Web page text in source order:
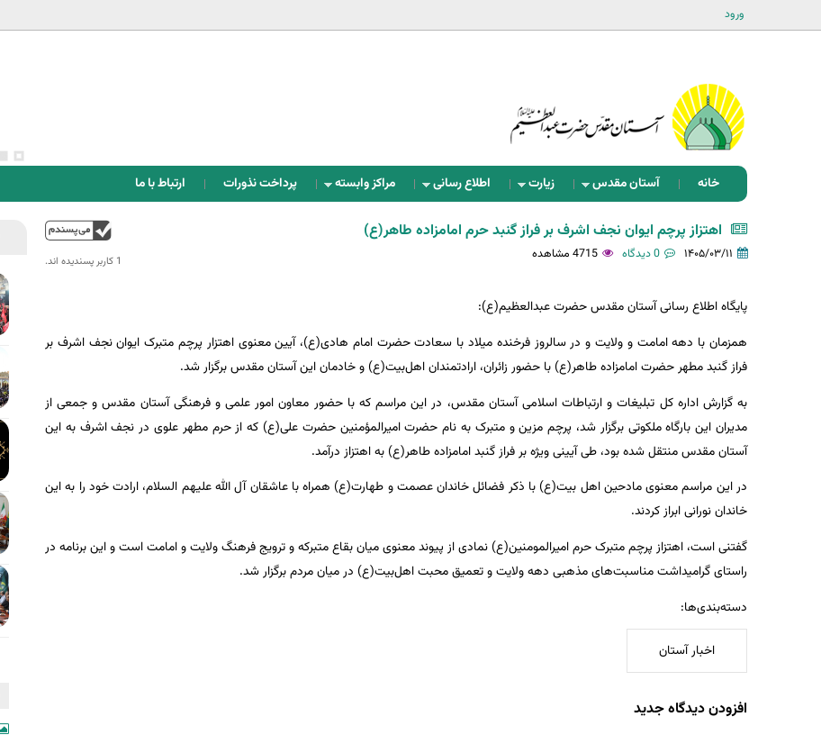
ورود
خانه آستان مقدس زیارت اطلاع رسانی مراکز وابسته پرداخت نذورات ارتباط با ما
1 کاربر پسندیده اند.‎
اهتزاز پرچم ایوان نجف اشرف بر فراز گنبد حرم امامزاده طاهر(ع)
۱۴۰۵/۰۳/۱۱ 0 دیدگاه 4715 مشاهده
پایگاه اطلاع رسانی آستان مقدس حضرت عبدالعظیم(ع):
همزمان با دهه امامت و ولایت و در سالروز فرخنده میلاد با سعادت حضرت امام هادی(ع)، آیین معنوی اهتزار پرچم متبرک ایوان نجف اشرف بر
فراز گنبد مطهر حضرت امامزاده طاهر(ع) با حضور زائران، ارادتمندان اهل‌بیت(ع) و خادمان این آستان مقدس برگزار شد.
به گزارش اداره کل تبلیغات و ارتباطات اسلامی آستان مقدس، در این مراسم که با حضور معاون امور علمی و فرهنگی آستان مقدس و جمعی از
مدیران این بارگاه ملکوتی برگزار شد، پرچم مزین و متبرک به نام حضرت امیرالمؤمنین حضرت علی(ع) که از حرم مطهر علوی در نجف اشرف به این
آستان مقدس منتقل شده بود، طی آیینی ویژه بر فراز گنبد امامزاده طاهر(ع) به اهتزاز درآمد.
در این مراسم معنوی مادحین اهل بیت(ع) با ذکر فضائل خاندان عصمت و طهارت(ع) همراه با عاشقان آل الله علیهم السلام، ارادت خود را به این
خاندان نورانی ابراز کردند.
گفتنی است، اهتزاز پرچم متبرک حرم امیرالمومنین(ع) نمادی از پیوند معنوی میان بقاع متبرکه و ترویج فرهنگ ولایت و امامت است و این برنامه در
راستای گرامیداشت مناسبت‌های مذهبی دهه ولایت و تعمیق محبت اهل‌بیت(ع) در میان مردم برگزار شد.
دسته‌بندی‌ها:
اخبار آستان
افزودن دیدگاه جدید